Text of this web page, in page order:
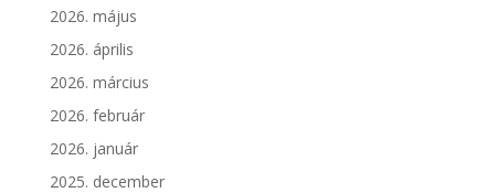
2026. május
2026. április
2026. március
2026. február
2026. január
2025. december